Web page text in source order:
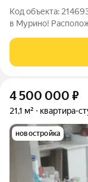
Код объекта:
в Мурино! Расположение: улица Шоссе в Лаврики, 95
монолитный 18-
Площадь: 22,4 кв. м
4 500 000 ₽
21,1 м² квартира-
новостройка